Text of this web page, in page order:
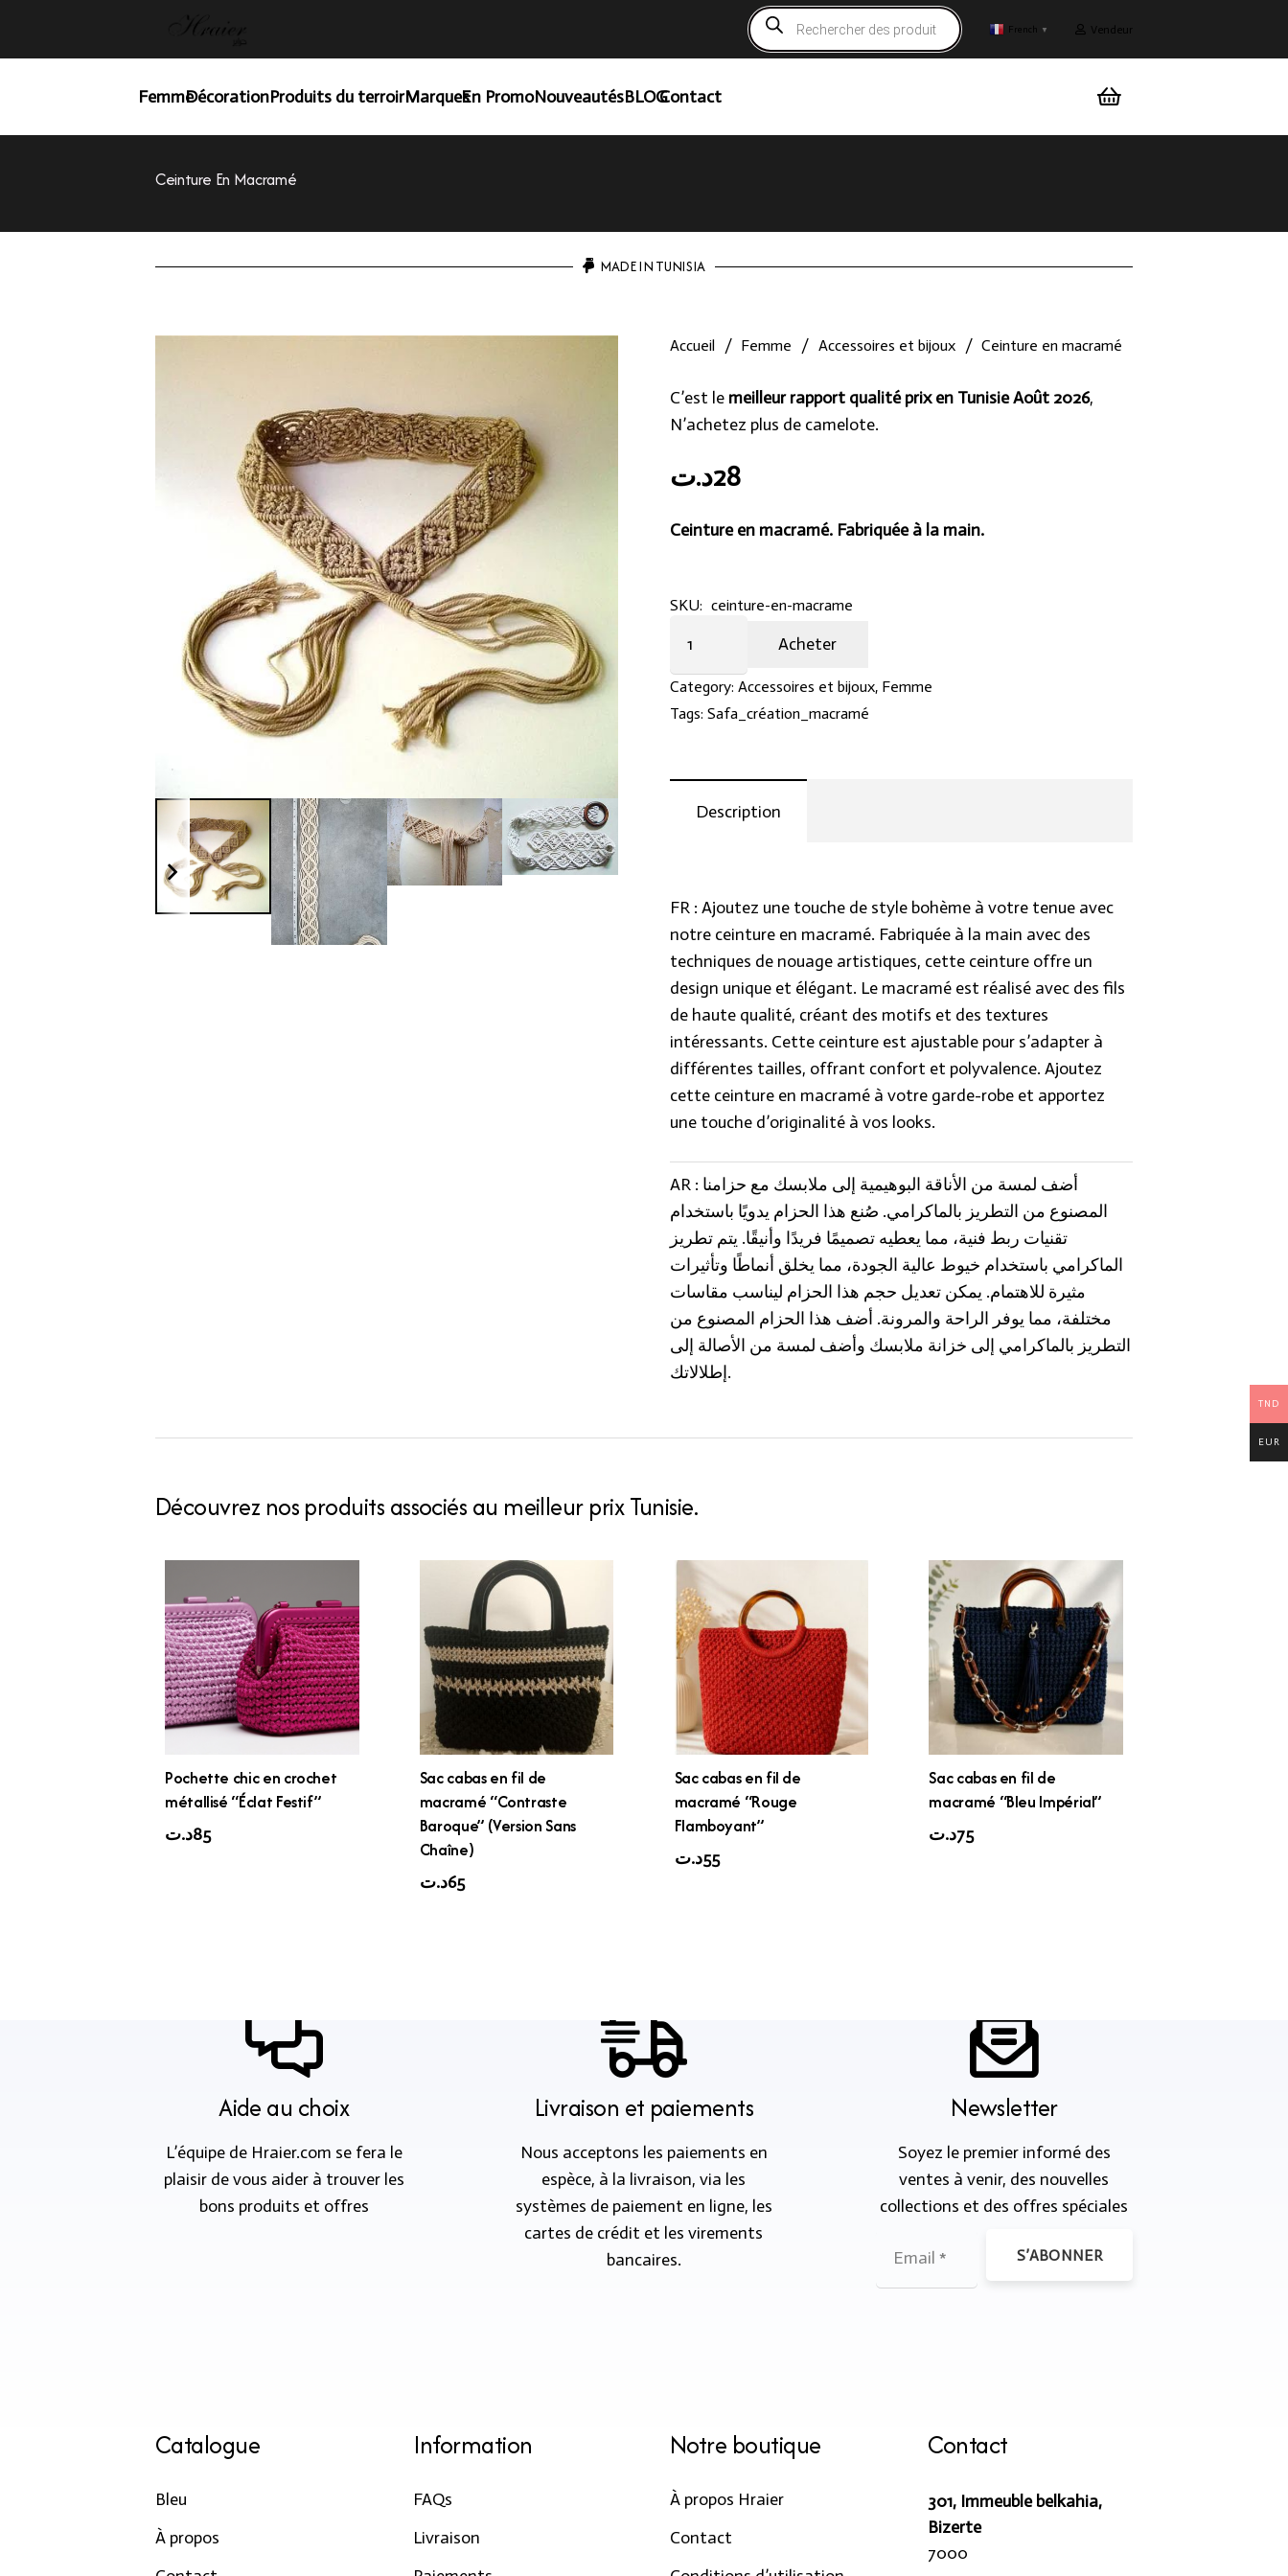
Recherche
de
produits
French ▼ Vendeur
FemmeDécorationProduits du terroirMarquesEn PromoNouveautésBLOGContact
Ceinture En Macramé
MADE IN TUNISIA
Accueil / Femme / Accessoires et bijoux / Ceinture en macramé
C’est le meilleur rapport qualité prix en Tunisie Août 2026,
N’achetez plus de camelote.
28د.ت
Ceinture en macramé. Fabriquée à la main.
SKU: ceinture-en-macrame
macramé
quantity
Acheter
Category: Accessoires et bijoux, Femme
Tags: Safa_création_macramé
Description
FR : Ajoutez une touche de style bohème à votre tenue avec
notre ceinture en macramé. Fabriquée à la main avec des
techniques de nouage artistiques, cette ceinture offre un
design unique et élégant. Le macramé est réalisé avec des fils
de haute qualité, créant des motifs et des textures
intéressants. Cette ceinture est ajustable pour s’adapter à
différentes tailles, offrant confort et polyvalence. Ajoutez
cette ceinture en macramé à votre garde-robe et apportez
une touche d’originalité à vos looks.
AR : أضف لمسة من الأناقة البوهيمية إلى ملابسك مع حزامنا
المصنوع من التطريز بالماكرامي. صُنع هذا الحزام يدويًا باستخدام
تقنيات ربط فنية، مما يعطيه تصميمًا فريدًا وأنيقًا. يتم تطريز
الماكرامي باستخدام خيوط عالية الجودة، مما يخلق أنماطًا وتأثيرات
مثيرة للاهتمام. يمكن تعديل حجم هذا الحزام ليناسب مقاسات
مختلفة، مما يوفر الراحة والمرونة. أضف هذا الحزام المصنوع من
التطريز بالماكرامي إلى خزانة ملابسك وأضف لمسة من الأصالة إلى
إطلالاتك.
Découvrez nos produits associés au meilleur prix Tunisie.
Pochette chic en crochet
métallisé “Éclat Festif”
85د.ت
Sac cabas en fil de
macramé “Contraste
Baroque” (Version Sans
Chaîne)
65د.ت
Sac cabas en fil de
macramé “Rouge
Flamboyant”
55د.ت
Sac cabas en fil de
macramé “Bleu Impérial”
75د.ت
Aide au choix
L’équipe de Hraier.com se fera le
plaisir de vous aider à trouver les
bons produits et offres
Livraison et paiements
Nous acceptons les paiements en
espèce, à la livraison, via les
systèmes de paiement en ligne, les
cartes de crédit et les virements
bancaires.
Newsletter
Soyez le premier informé des
ventes à venir, des nouvelles
collections et des offres spéciales
S’ABONNER
Catalogue
Bleu
À propos
Information
FAQs
Livraison
Notre boutique
À propos Hraier
Contact
Contact
301, Immeuble belkahia,
Bizerte
7000
TND
EUR